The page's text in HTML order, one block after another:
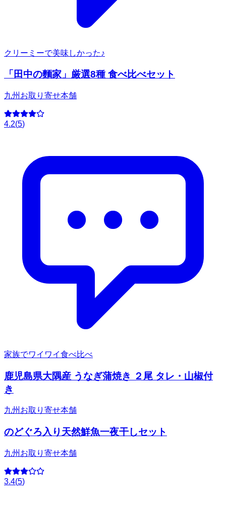
クリーミーで美味しかった♪
「田中の麵家」厳選8種 食べ比べセット
九州お取り寄せ本舗
4.2(5)
家族でワイワイ食べ比べ
鹿児島県大隅産 うなぎ蒲焼き ２尾 タレ・山椒付
き
九州お取り寄せ本舗
のどぐろ入り天然鮮魚一夜干しセット
九州お取り寄せ本舗
3.4(5)